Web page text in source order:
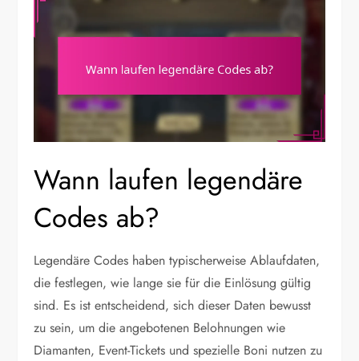
Wann laufen legendäre
Codes ab?
Legendäre Codes haben typischerweise Ablaufdaten,
die festlegen, wie lange sie für die Einlösung gültig
sind. Es ist entscheidend, sich dieser Daten bewusst
zu sein, um die angebotenen Belohnungen wie
Diamanten, Event-Tickets und spezielle Boni nutzen zu